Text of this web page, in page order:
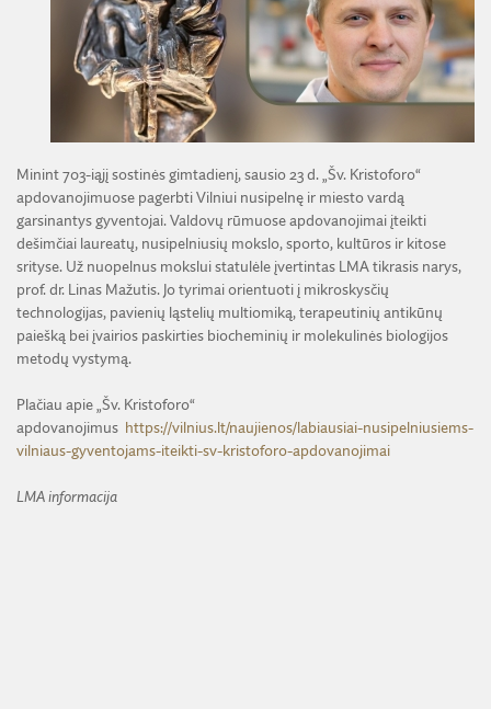
VIRTUALI LMA
TECHNIKOS MOKSLŲ SKYRIUS
JAUNOJI AKADEMIJA
SKYRIAI IR PADALINIAI
ŠVIESAUS ATMINIMO LMA NARIAI
BENDRADARBIAVIMO SUTARTYS
MOKSLININKO ETIKOS KODEKSAS
KORUPCIJOS PREVENCIJA
PRANEŠĖJŲ APSAUGA
NUORODOS
BENDRADARBIAVIMAS SU REGIONAIS
LMA IR AKADEMIKAI ŽINIASKLAIDOJE
PASLAUGOS
ES SF PARAMA LMA
ATVIRI DUOMENYS
FINANSŲ KONTROLĖS TAISYKLĖS
ŪKIO SUBJEKTŲ PRIEŽIŪRA
TARNYBINIAI LENGVIEJI AUTOMOBILIAI
Minint 703-iąjį sostinės gimtadienį, sausio 23 d. „Šv. Kristoforo“
apdovanojimuose pagerbti Vilniui nusipelnę ir miesto vardą
garsinantys gyventojai. Valdovų rūmuose apdovanojimai įteikti
dešimčiai laureatų, nusipelniusių mokslo, sporto, kultūros ir kitose
srityse. Už nuopelnus mokslui statulėle įvertintas LMA tikrasis narys,
prof. dr. Linas Mažutis. Jo tyrimai orientuoti į mikroskysčių
technologijas, pavienių ląstelių multiomiką, terapeutinių antikūnų
paiešką bei įvairios paskirties biocheminių ir molekulinės biologijos
metodų vystymą.
Plačiau apie „Šv. Kristoforo“
apdovanojimus https://vilnius.lt/naujienos/labiausiai-nusipelniusiems-
vilniaus-gyventojams-iteikti-sv-kristoforo-apdovanojimai
LMA informacija